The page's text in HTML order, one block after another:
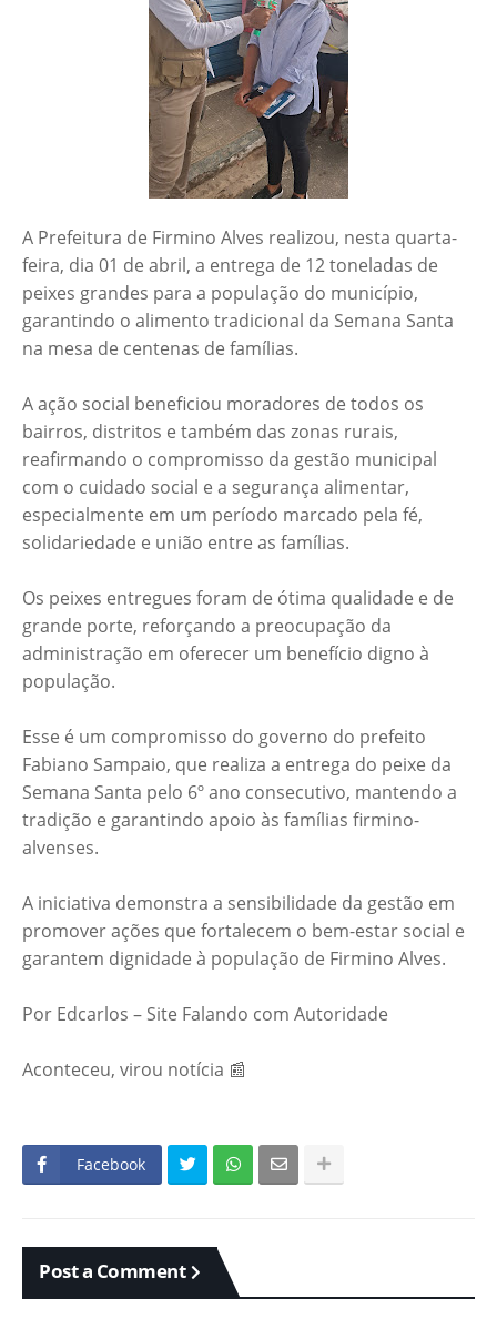
A Prefeitura de Firmino Alves realizou, nesta quarta-
feira, dia 01 de abril, a entrega de 12 toneladas de
peixes grandes para a população do município,
garantindo o alimento tradicional da Semana Santa
na mesa de centenas de famílias.
A ação social beneficiou moradores de todos os
bairros, distritos e também das zonas rurais,
reafirmando o compromisso da gestão municipal
com o cuidado social e a segurança alimentar,
especialmente em um período marcado pela fé,
solidariedade e união entre as famílias.
Os peixes entregues foram de ótima qualidade e de
grande porte, reforçando a preocupação da
administração em oferecer um benefício digno à
população.
Esse é um compromisso do governo do prefeito
Fabiano Sampaio, que realiza a entrega do peixe da
Semana Santa pelo 6º ano consecutivo, mantendo a
tradição e garantindo apoio às famílias firmino-
alvenses.
A iniciativa demonstra a sensibilidade da gestão em
promover ações que fortalecem o bem-estar social e
garantem dignidade à população de Firmino Alves.
Por Edcarlos – Site Falando com Autoridade
Aconteceu, virou notícia 📰
Facebook
Post a Comment